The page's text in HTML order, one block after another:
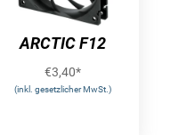
ARCTIC F12
€3,40*
(inkl. gesetzlicher MwSt.)